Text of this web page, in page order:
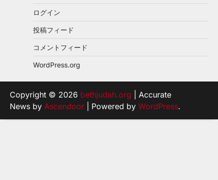
ログイン
投稿フィード
コメントフィード
WordPress.org
Copyright © 2026 bethjudah.org | Accurate
News by Ascendoor | Powered by WordPress.